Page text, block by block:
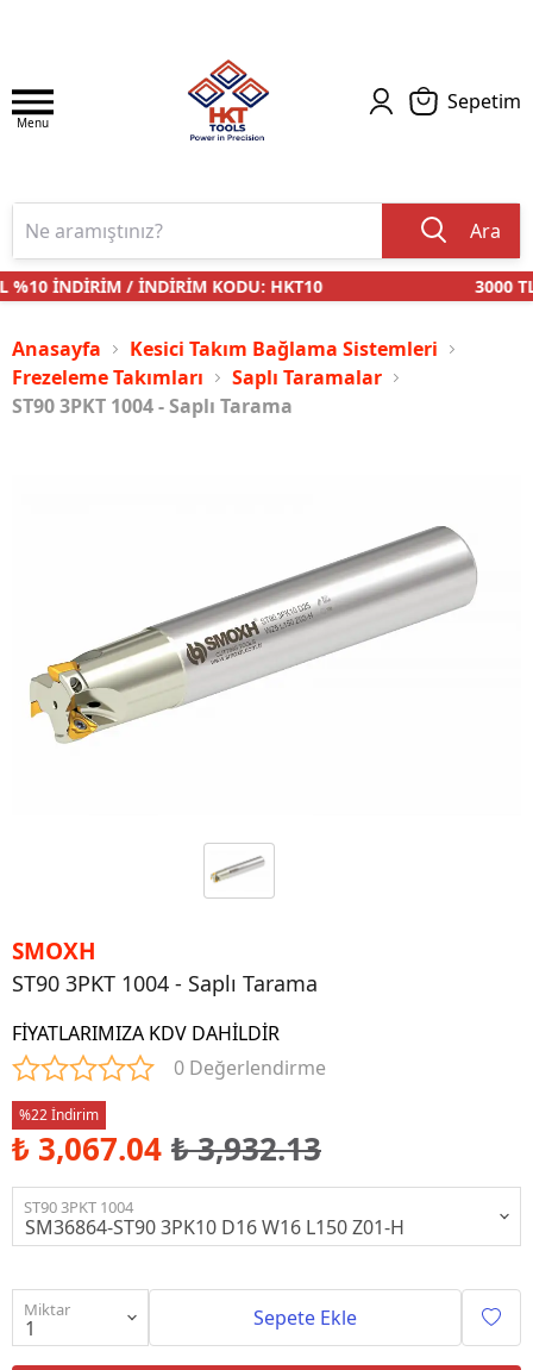
Menu
Sepetim
Ara
İNDİRİM / İNDİRİM KODU: HKT10 3000 TL
Anasayfa
Kesici Takım Bağlama Sistemleri
Frezeleme Takımları
Saplı Taramalar
ST90 3PKT 1004 - Saplı Tarama
SMOXH
ST90 3PKT 1004 - Saplı Tarama
FİYATLARIMIZA KDV DAHİLDİR
0 Değerlendirme
%22 İndirim
₺ 3,067.04 ₺ 3,932.13
ST90 3PKT 1004
Miktar Sepete Ekle